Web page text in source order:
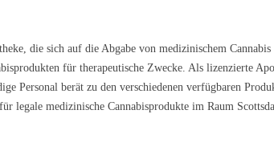
die sich auf die Abgabe von medizinischem
für therapeutische Zwecke. Als lizenzierte
Personal berät zu den verschiedenen verfügbaren
legale medizinische Cannabisprodukte im Raum